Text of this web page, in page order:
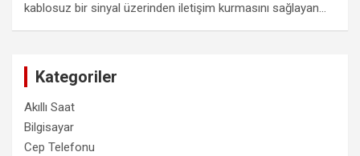
kablosuz bir sinyal üzerinden iletişim kurmasını sağlayan…
Kategoriler
Akıllı Saat
Bilgisayar
Cep Telefonu